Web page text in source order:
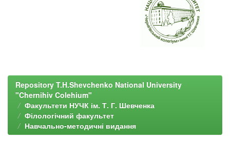
Repository T.H.Shevchenko National University
"Chernihiv Colehium"
Факультети НУЧК ім. Т. Г. Шевченка
Філологічний факультет
Навчально-методичні видання